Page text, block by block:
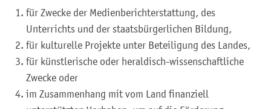
für Zwecke der Medienberichterstattung, des
Unterrichts und der staatsbürgerlichen Bildung,
für kulturelle Projekte unter Beteiligung des Landes,
für künstlerische oder heraldisch-wissenschaftliche
Zwecke oder
im Zusammenhang mit vom Land finanziell